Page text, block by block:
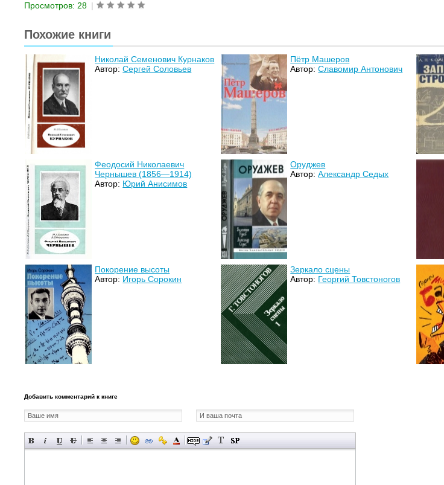
Просмотров: 28 |
Похожие книги
Николай Семенович Курнаков
Автор:Сергей Соловьев
Пётр Машеров
Автор:Славомир Антонович
Феодосий Николаевич
Чернышев (1856—1914)
Автор: Юрий Анисимов
Оруджев
Автор:Александр Седых
Покорение высоты
Автор: Игорь Сорокин
Зеркало сцены
Автор: Георгий Товстоногов
Добавить комментарий к книге